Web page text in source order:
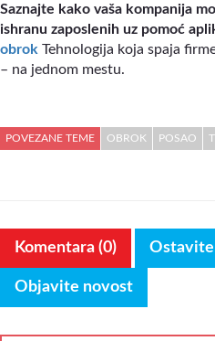
Saznajte kako vaša kompanija
ishranu zaposlenih uz pomoć
obrok Tehnologija koja spaja
– na jednom mestu.
POVEZANE TEME OBROK POSAO
Komentara (0) Ostavite
Objavite novost